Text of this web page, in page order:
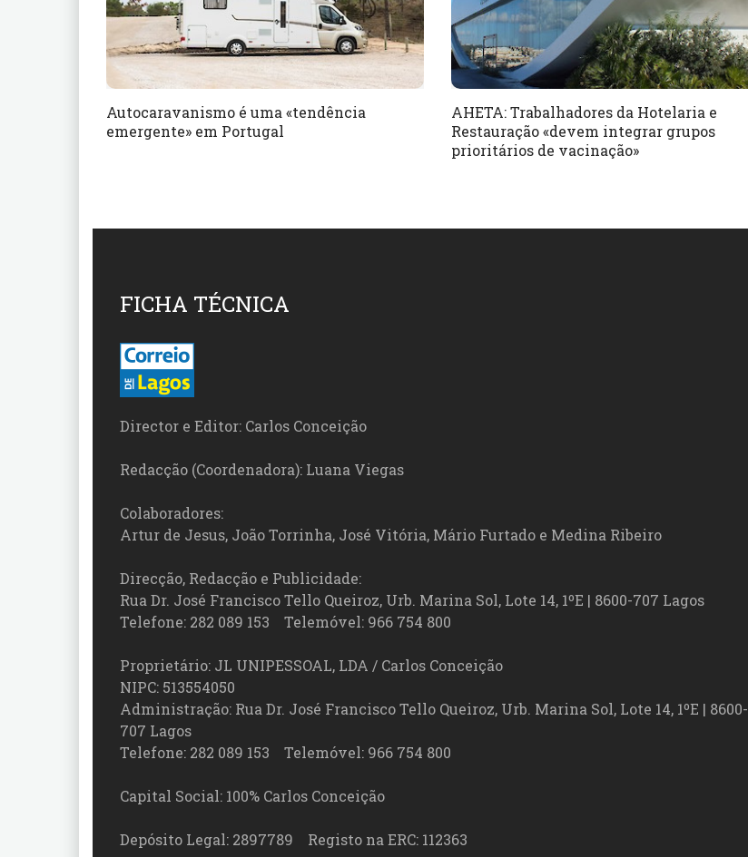
Autocaravanismo é uma «tendência
emergente» em Portugal
AHETA: Trabalhadores da Hotelaria e
Restauração «devem integrar grupos
prioritários de vacinação»
FICHA TÉCNICA
Director e Editor: Carlos Conceição
Redacção (Coordenadora): Luana Viegas
Colaboradores:
Artur de Jesus, João Torrinha, José Vitória, Mário Furtado e Medina Ribeiro
Direcção, Redacção e Publicidade:
Rua Dr. José Francisco Tello Queiroz, Urb. Marina Sol, Lote 14, 1ºE | 8600-707 Lagos
Telefone: 282 089 153 Telemóvel: 966 754 800
Proprietário: JL UNIPESSOAL, LDA / Carlos Conceição
NIPC: 513554050
Administração: Rua Dr. José Francisco Tello Queiroz, Urb. Marina Sol, Lote 14, 1ºE | 8600-
707 Lagos
Telefone: 282 089 153 Telemóvel: 966 754 800
Capital Social: 100% Carlos Conceição
Depósito Legal: 2897789 Registo na ERC: 112363